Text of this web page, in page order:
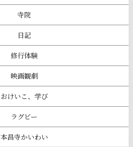
寺院
日記
修行体験
映画観劇
おけいこ、学び
ラグビー
本昌寺かいわい